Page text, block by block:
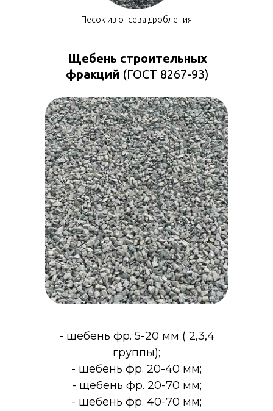
Песок из отсева дробления
Щебень строительных
фракций (ГОСТ 8267-93)
- щебень фр. 5-20 мм ( 2,3,4
группы);
- щебень фр. 20-40 мм;
- щебень фр. 20-70 мм;
- щебень фр. 40-70 мм;